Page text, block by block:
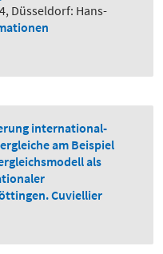
Düsseldorf: Hans-
international-
am Beispiel
als
Cuviellier